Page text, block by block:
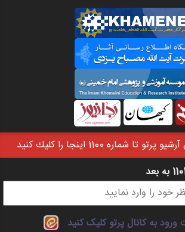
شماره 1100 اينجا را كليك كنيد
به کانال پرتو کلیک کنید